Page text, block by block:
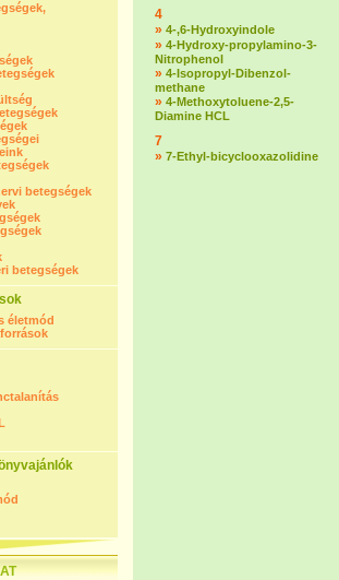
betegségek
betegségek
életmód
4
» 4-,6-Hydroxyindole
» 4-Hydroxy-propylamino-3-
Nitrophenol
» 4-Isopropyl-Dibenzol-
methane
» 4-Methoxytoluene-2,5-
Diamine HCL
7
» 7-Ethyl-bicyclooxazolidine